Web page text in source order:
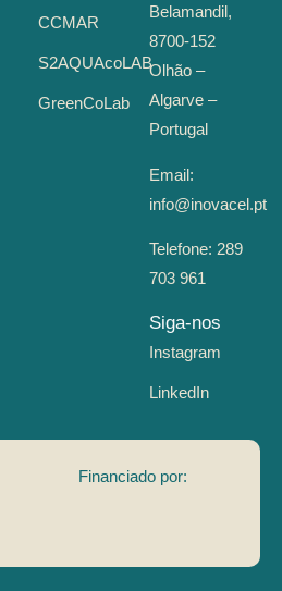
CCMAR
S2AQUAcoLAB
GreenCoLab
Belamandil,
8700-152
Olhão –
Algarve –
Portugal
Email:
info@inovacel.pt
Telefone: 289
703 961
Siga-nos
Instagram
LinkedIn
Financiado por: